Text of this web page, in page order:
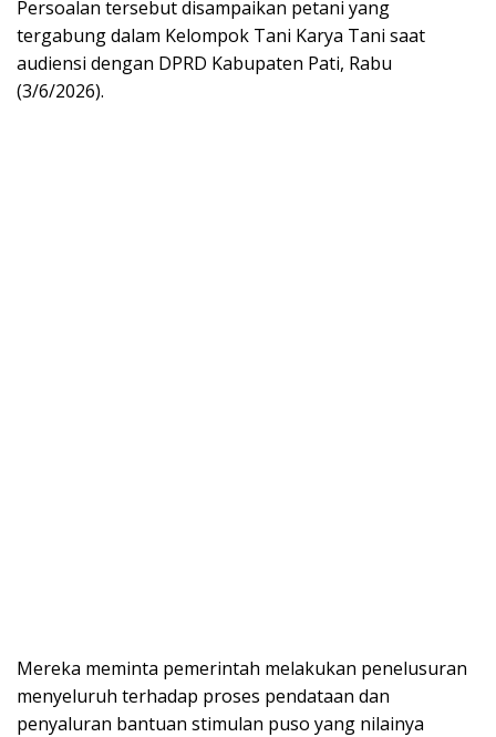
Persoalan tersebut disampaikan petani yang
tergabung dalam Kelompok Tani Karya Tani saat
audiensi dengan DPRD Kabupaten Pati, Rabu
(3/6/2026).
Mereka meminta pemerintah melakukan penelusuran
menyeluruh terhadap proses pendataan dan
penyaluran bantuan stimulan puso yang nilainya